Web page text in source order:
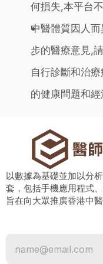
何損失,本平台
中醫體質因人
步的醫療意見,
自行診斷和治
的健康問題和經
以數據為基礎並加以分
套，包括手機應用程式
旨在向大眾推廣香港中